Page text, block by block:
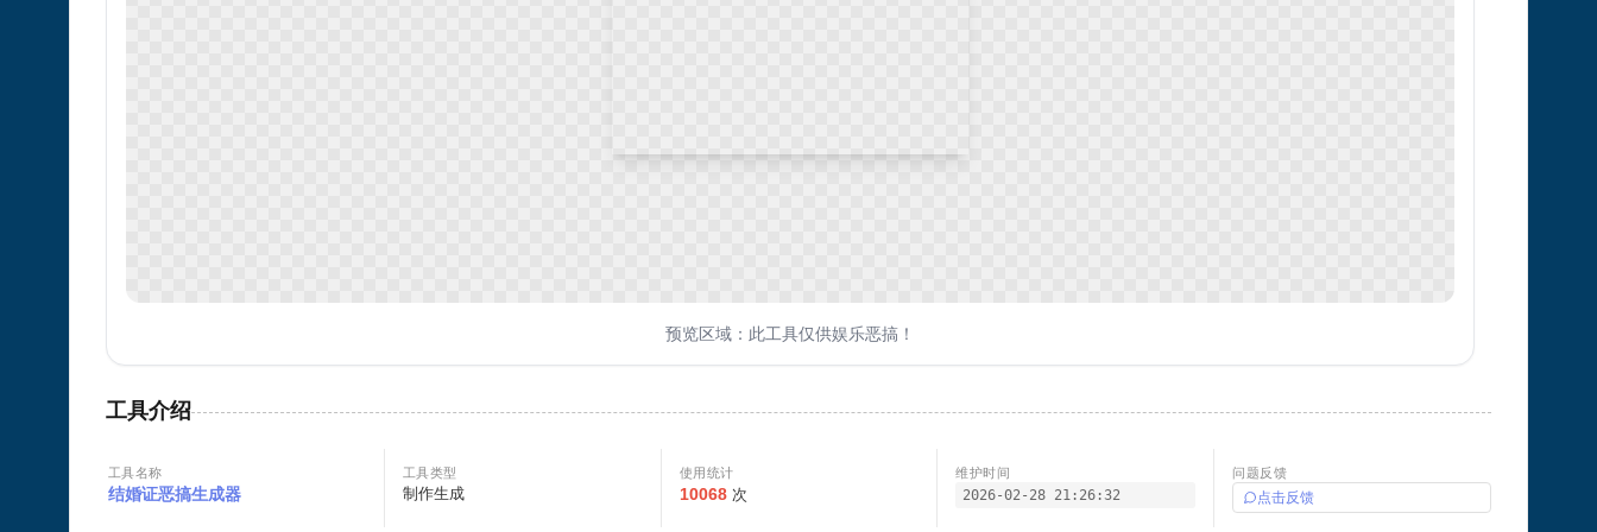
预览区域：此工具仅供娱乐恶搞！
工具介绍
工具名称
结婚证恶搞生成器
工具类型
制作生成
使用统计
10068次
维护时间
2026-02-28 21:26:32
问题反馈
点击反馈